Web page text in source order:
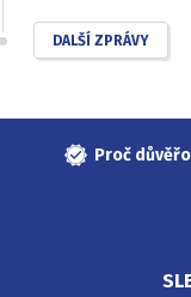
DALŠÍ ZPRÁVY
Proč